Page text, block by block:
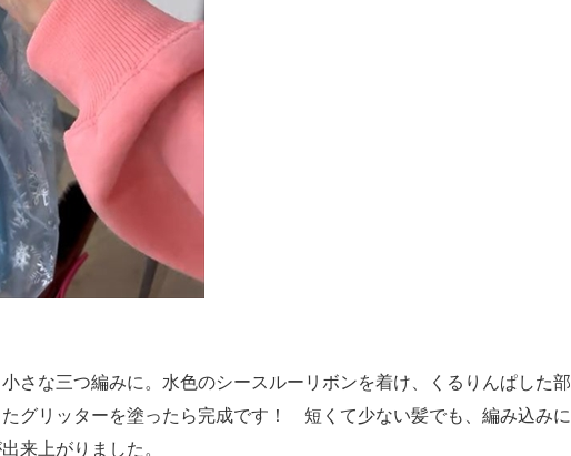
さな三つ編みに。水色のシースルーリボンを着け、くるりんぱした部
グリッターを塗ったら完成です！ 短くて少ない髪でも、編み込みに
来上がりました。